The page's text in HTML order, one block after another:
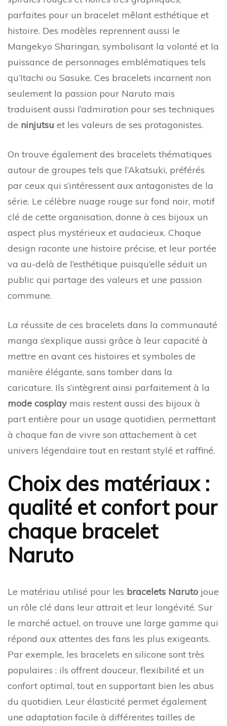
parfaites pour un bracelet mêlant esthétique et
histoire. Des modèles reprennent aussi le
Mangekyo Sharingan, symbolisant la volonté et la
puissance de personnages emblématiques tels
qu’Itachi ou Sasuke. Ces bracelets incarnent non
seulement la passion pour Naruto mais
traduisent aussi l’admiration pour ses techniques
de ninjutsu et les valeurs de ses protagonistes.
On trouve également des bracelets thématiques
autour de groupes tels que l’Akatsuki, préférés
par ceux qui s’intéressent aux antagonistes de la
série. Le célèbre nuage rouge sur fond noir, motif
clé de cette organisation, donne à ces bijoux un
aspect plus mystérieux et audacieux. Chaque
design raconte une histoire précise, et leur portée
va au-delà de l’esthétique puisqu’elle séduit un
public qui partage des valeurs et une passion
commune.
La réussite de ces bracelets dans la communauté
manga s’explique aussi grâce à leur capacité à
mettre en avant ces histoires et symboles de
manière élégante, sans tomber dans la
caricature. Ils s’intègrent ainsi parfaitement à la
mode cosplay mais restent aussi des bijoux à
part entière pour un usage quotidien, permettant
à chaque fan de vivre son attachement à cet
univers légendaire tout en restant stylé et raffiné.
Choix des matériaux :
qualité et confort pour
chaque bracelet
Naruto
Le matériau utilisé pour les bracelets Naruto joue
un rôle clé dans leur attrait et leur longévité. Sur
le marché actuel, on trouve une large gamme qui
répond aux attentes des fans les plus exigeants.
Par exemple, les bracelets en silicone sont très
populaires : ils offrent douceur, flexibilité et un
confort optimal, tout en supportant bien les abus
du quotidien. Leur élasticité permet également
une adaptation facile à différentes tailles de